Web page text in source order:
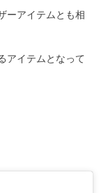
ーアイテムとも相
アイテムとなって